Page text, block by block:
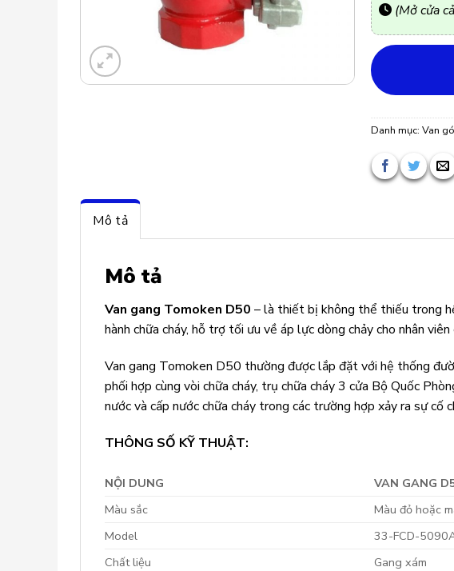
(Mở cửa
Danh mục: Van
Mô tả
Mô tả
Van gang Tomoken D50 – là thiết bị không thể thiếu trong
hành chữa cháy, hỗ trợ tối ưu về áp lực dòng chảy cho nhân
Van gang Tomoken D50 thường được lắp đặt với hệ thống
phối hợp cùng vòi chữa cháy, trụ chữa cháy 3 cửa Bộ Quốc
nước và cấp nước chữa cháy trong các trường hợp xảy ra sự cố
THÔNG SỐ KỸ THUẬT:
NỘI DUNG
VAN GANG
Màu sắc
Màu đỏ hoặc
Model
33-FCD-
Chất liệu
Gang xám